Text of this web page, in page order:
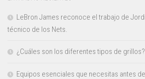
LeBron James reconoce el trabajo de
técnico de los Nets.
¿Cuáles son los diferentes tipos de grillos?
Equipos esenciales que necesitas antes